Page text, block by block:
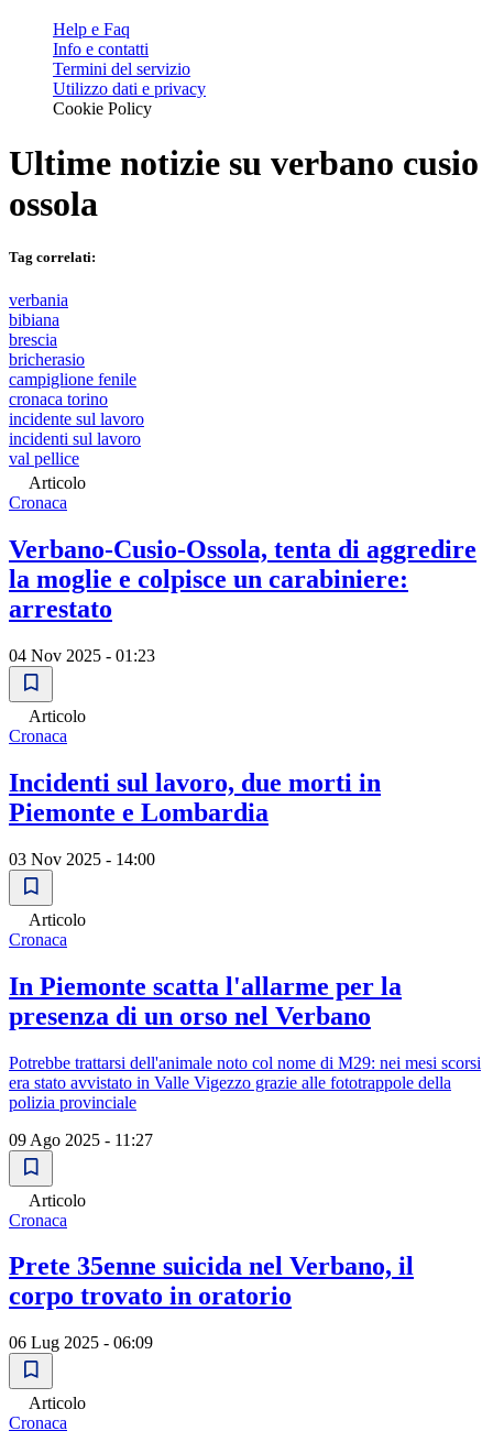
Help e Faq
Info e contatti
Termini del servizio
Utilizzo dati e privacy
Cookie Policy
Ultime notizie su verbano cusio
ossola
Tag correlati:
verbania
bibiana
brescia
bricherasio
campiglione fenile
cronaca torino
incidente sul lavoro
incidenti sul lavoro
val pellice
Articolo
Cronaca
Verbano-Cusio-Ossola, tenta di aggredire
la moglie e colpisce un carabiniere:
arrestato
04 Nov 2025 - 01:23
Articolo
Cronaca
Incidenti sul lavoro, due morti in
Piemonte e Lombardia
03 Nov 2025 - 14:00
Articolo
Cronaca
In Piemonte scatta l'allarme per la
presenza di un orso nel Verbano
Potrebbe trattarsi dell'animale noto col nome di M29: nei mesi scorsi
era stato avvistato in Valle Vigezzo grazie alle fototrappole della
polizia provinciale
09 Ago 2025 - 11:27
Articolo
Cronaca
Prete 35enne suicida nel Verbano, il
corpo trovato in oratorio
06 Lug 2025 - 06:09
Articolo
Cronaca